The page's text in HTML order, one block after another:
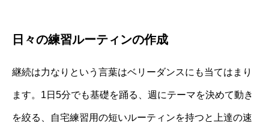
日々の練習ルーティンの作成
継続は力なりという言葉はベリーダンスにも当てはまり
ます。1日5分でも基礎を踊る、週にテーマを決めて動き
を絞る、自宅練習用の短いルーティンを持つと上達の速